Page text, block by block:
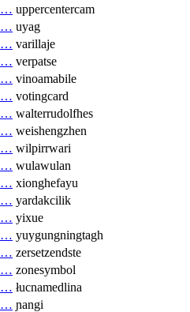
… uppercentercam
… uyag
… varillaje
… verpatse
… vinoamabile
… votingcard
… walterrudolfhes
… weishengzhen
… wilpirrwari
… wulawulan
… xionghefayu
… yardakcilik
… yixue
… yuygungningtagh
… zersetzendste
… zonesymbol
… łucnamedlina
… ɲangi